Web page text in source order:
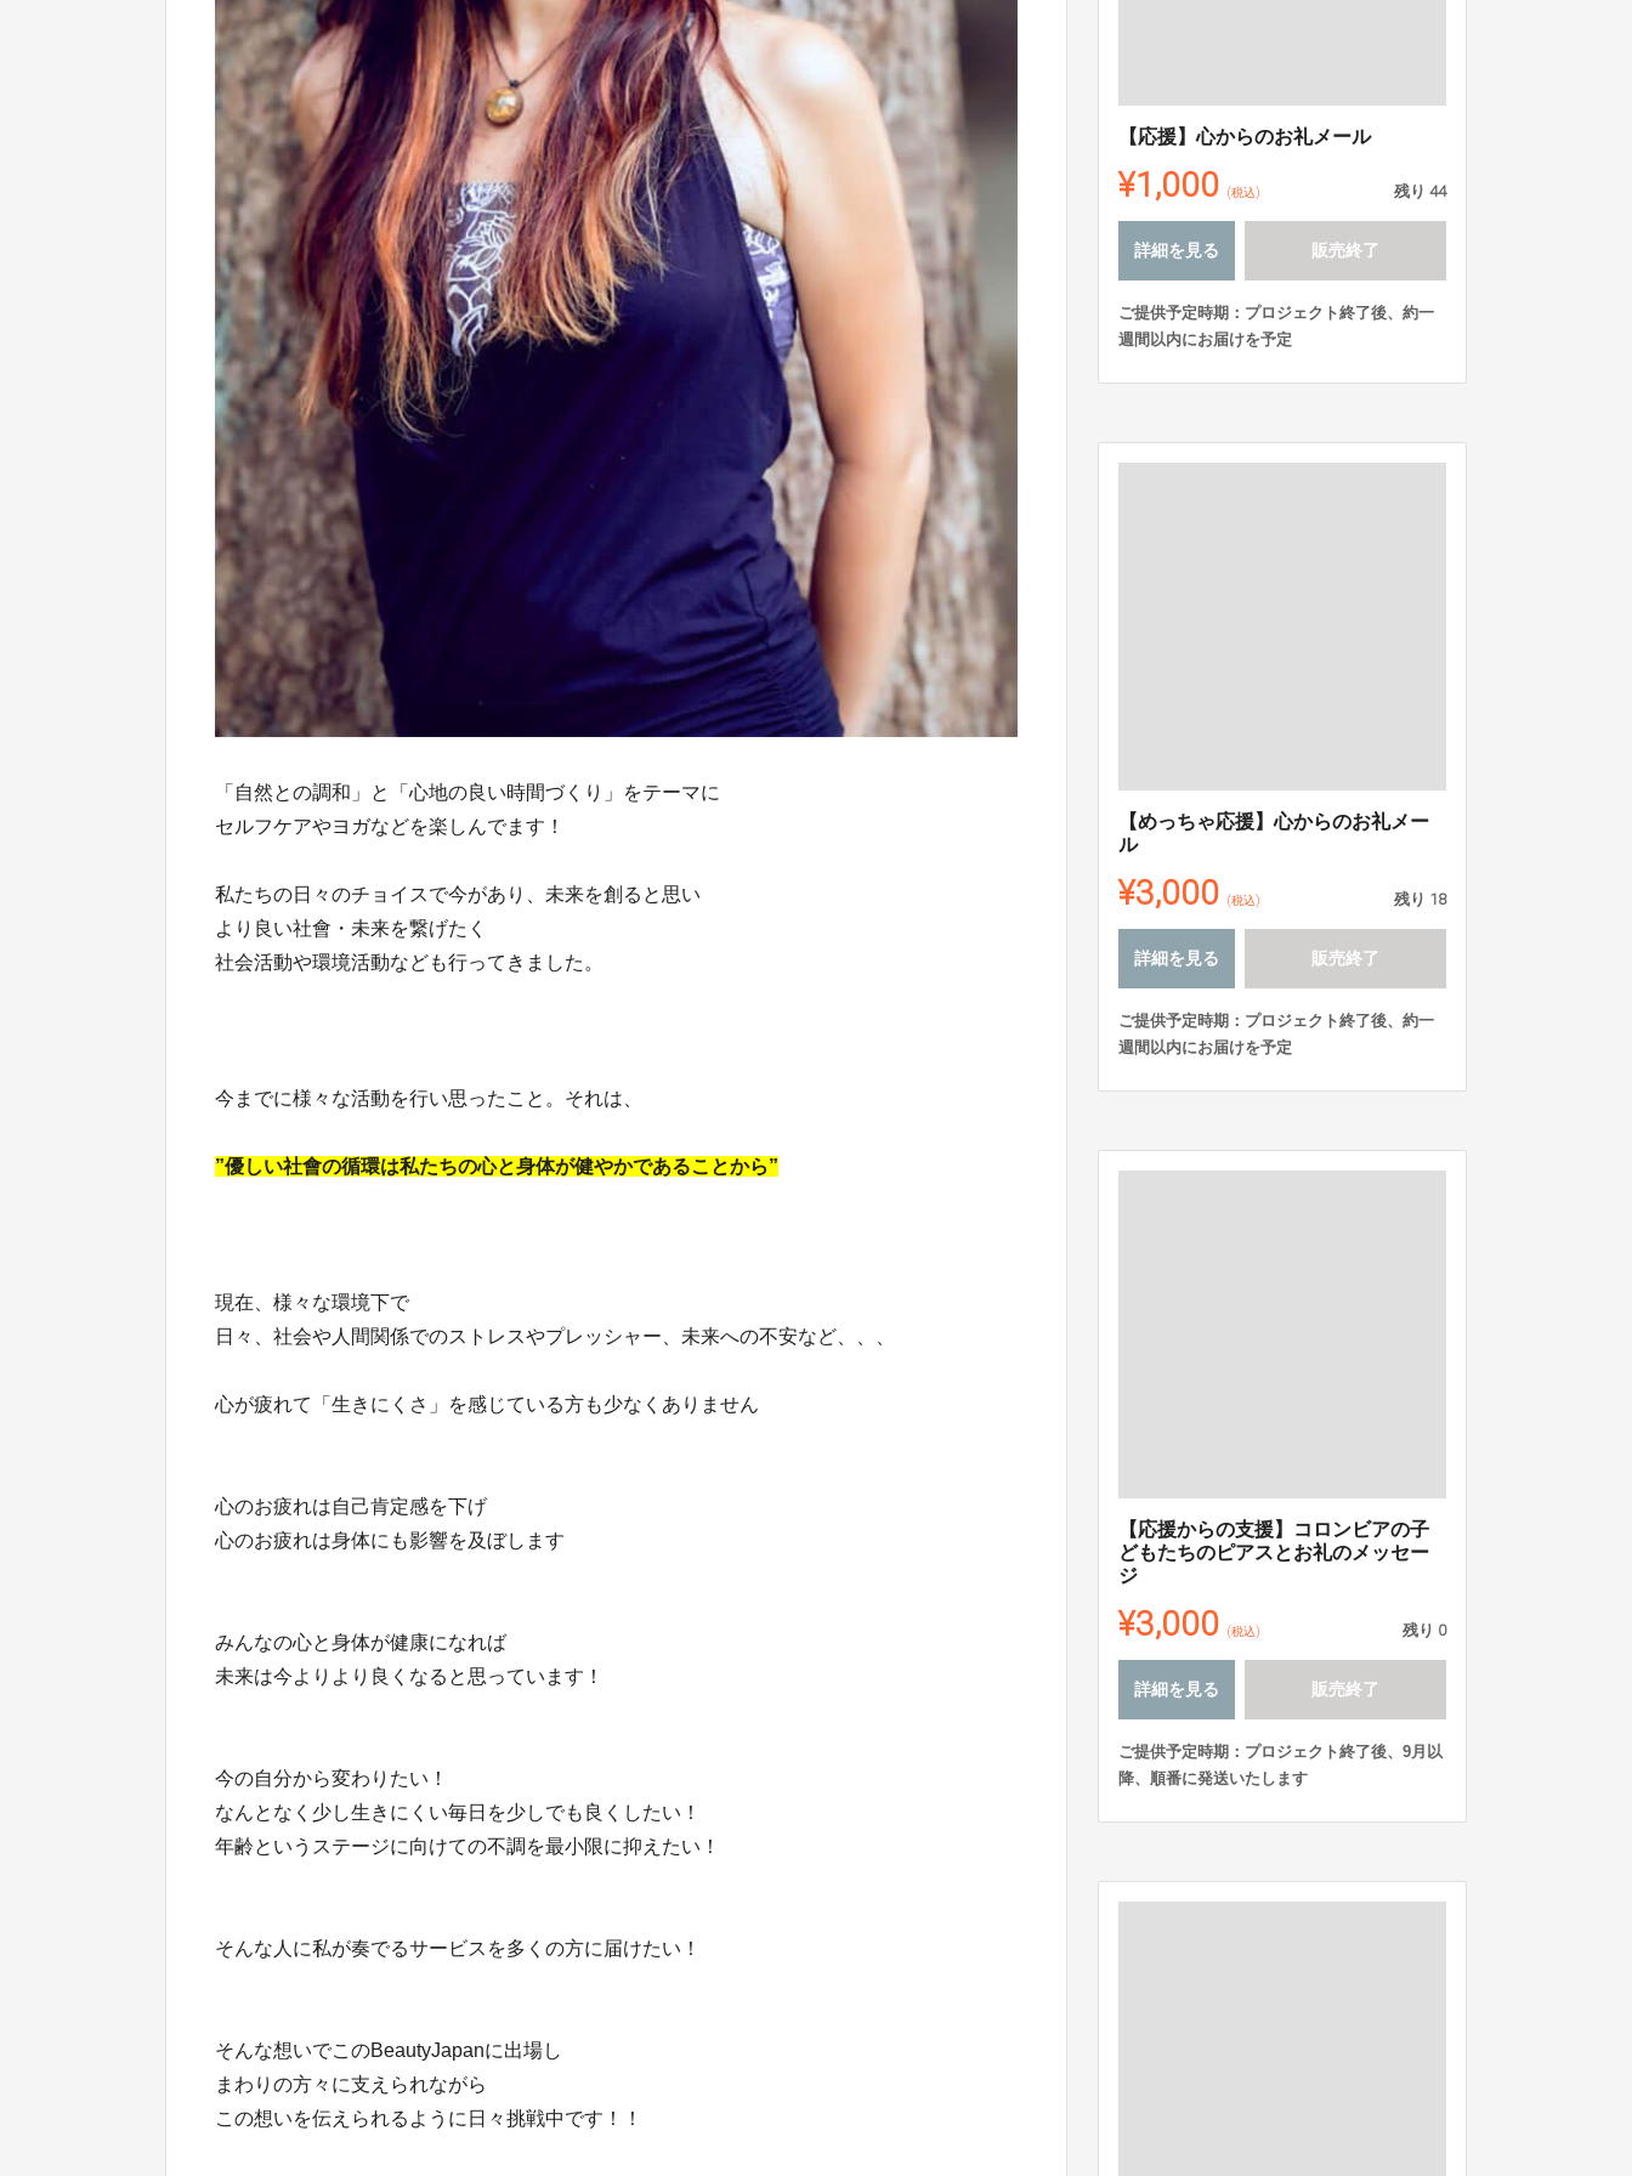
「自然との調和」と「心地の良い時間づくり」をテーマに
セルフケアやヨガなどを楽しんでます！
私たちの日々のチョイスで今があり、未来を創ると思い
より良い社會・未来を繋げたく
社会活動や環境活動なども行ってきました。
今までに様々な活動を行い思ったこと。それは、
”優しい社會の循環は私たちの心と身体が健やかであることから”
現在、様々な環境下で
日々、社会や人間関係でのストレスやプレッシャー、未来への不安など、、、
心が疲れて「生きにくさ」を感じている方も少なくありません
心のお疲れは自己肯定感を下げ
心のお疲れは身体にも影響を及ぼします
みんなの心と身体が健康になれば
未来は今よりより良くなると思っています！
今の自分から変わりたい！
なんとなく少し生きにくい毎日を少しでも良くしたい！
年齢というステージに向けての不調を最小限に抑えたい！
そんな人に私が奏でるサービスを多くの方に届けたい！
そんな想いでこのBeautyJapanに出場し
まわりの方々に支えられながら
この想いを伝えられるように日々挑戦中です！！
【応援】心からのお礼メール
¥1,000 (税込) 残り 44
詳細を見る 販売終了
ご提供予定時期：プロジェクト終了後、約一
週間以内にお届けを予定
【めっちゃ応援】心からのお礼メー
ル
¥3,000 (税込) 残り 18
詳細を見る 販売終了
ご提供予定時期：プロジェクト終了後、約一
週間以内にお届けを予定
【応援からの支援】コロンビアの子
どもたちのピアスとお礼のメッセー
ジ
¥3,000 (税込) 残り 0
詳細を見る 販売終了
ご提供予定時期：プロジェクト終了後、9月以
降、順番に発送いたします